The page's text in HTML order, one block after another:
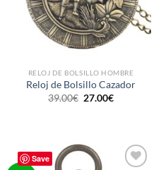
RELOJ DE BOLSILLO HOMBRE
Reloj de Bolsillo Cazador
39.00€ El
27.00€El
Save